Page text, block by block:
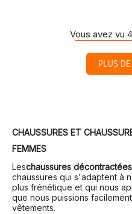
Vous avez vu
PLUS
CHAUSSURES ET
FEMMES
Leschaussures
chaussures qui s'adaptent à
plus frénétique et qui nous
que nous puissions
vêtements.